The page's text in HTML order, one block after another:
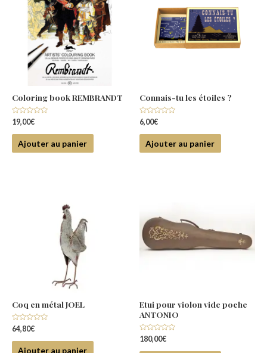
Coloring book REMBRANDT
Note
0
sur
19,00€
Ajouter au panier
Connais-tu les étoiles ?
Note
0
sur
6,00€
Ajouter au panier
Coq en métal JOEL
Note
0
sur
64,80€
Ajouter au panier
Etui pour violon vide poche
ANTONIO
Note
0
sur
180,00€